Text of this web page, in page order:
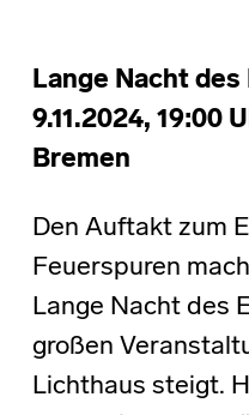
Lange Nacht des
9.11.2024, 19:00
Bremen
Den Auftakt zum
Feuerspuren
Lange Nacht des
großen
Lichthaus steigt.